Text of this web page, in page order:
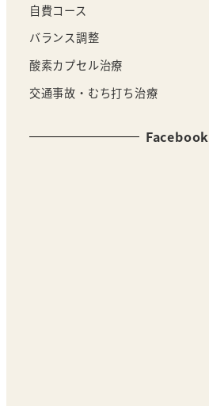
自費コース
バランス調整
酸素カプセル治療
交通事故・むち打ち治療
Facebook